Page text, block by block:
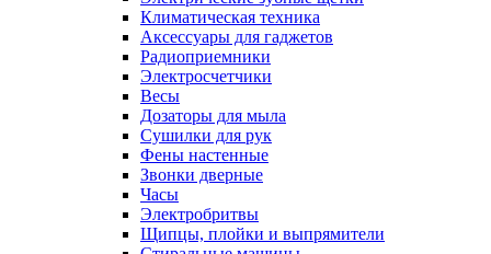
Климатическая техника
Аксессуары для гаджетов
Радиоприемники
Электросчетчики
Весы
Дозаторы для мыла
Сушилки для рук
Фены настенные
Звонки дверные
Часы
Электробритвы
Щипцы, плойки и выпрямители